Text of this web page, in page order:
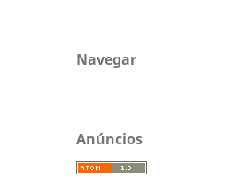
Navegar
Anúncios